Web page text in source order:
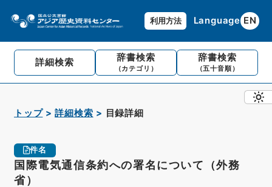
利用方法 Language EN
詳細検索 辞書検索
（カテゴリ）
辞書検索
（五十音順）
トップ 詳細検索 目録詳細
件名
国際電気通信条約への署名について（外務
省）